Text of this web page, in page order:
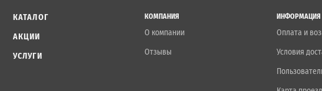
КАТАЛОГ
АКЦИИ
УСЛУГИ
КОМПАНИЯ
О компании
Отзывы
ИНФОРМАЦИЯ
Оплата и
Условия